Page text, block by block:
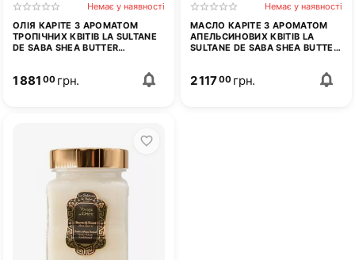
ОЛІЯ КАРІТЕ З АРОМАТОМ
ТРОПІЧНИХ КВІТІВ LA SULTANE
DE SABA SHEA BUTTER
Немає у наявності
1 881 00 грн.
МАСЛО КАРІТЕ З АРОМАТОМ
АПЕЛЬСИНОВИХ КВІТІВ LA
SULTANE DE SABA SHEA BUTTER
Немає у наявності
2 117 00 грн.